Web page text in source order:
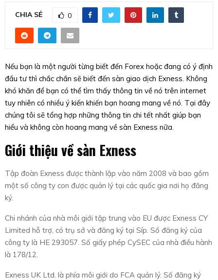
CHIA SẺ 0
Nếu bạn là một người từng biết đến Forex hoặc đang có ý định
đầu tư thì chắc chắn sẽ biết đến sàn giao dịch Exness. Không
khó khăn để bạn có thể tìm thấy thông tin về nó trên internet
tuy nhiên có nhiều ý kiến khiến bạn hoang mang về nó. Tại đây
chúng tôi sẽ tổng hợp những thông tin chi tết nhất giúp bạn
hiểu và không còn hoang mang về sàn Exness nữa.
Giới thiệu về sàn Exness
Tập đoàn Exness được thành lập vào năm 2008 và bao gồm
một số công ty con được quản lý tại các quốc gia nơi họ đăng
ký.
Chi nhánh của nhà môi giới tập trung vào EU được Exness CY
Limited hỗ trợ, có trụ sở và đăng ký tại Síp. Số đăng ký của
công ty là HE 293057. Số giấy phép CySEC của nhà điều hành
là 178/12.
Exness UK Ltd. là phía môi giới do FCA quản lý. Số đăng ký